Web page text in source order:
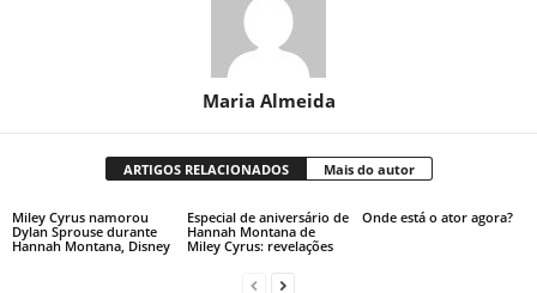
Maria Almeida
ARTIGOS RELACIONADOS Mais do autor
Miley Cyrus namorou
Dylan Sprouse durante
Hannah Montana, Disney
Especial de aniversário de
Hannah Montana de
Miley Cyrus: revelações
Onde está o ator agora?